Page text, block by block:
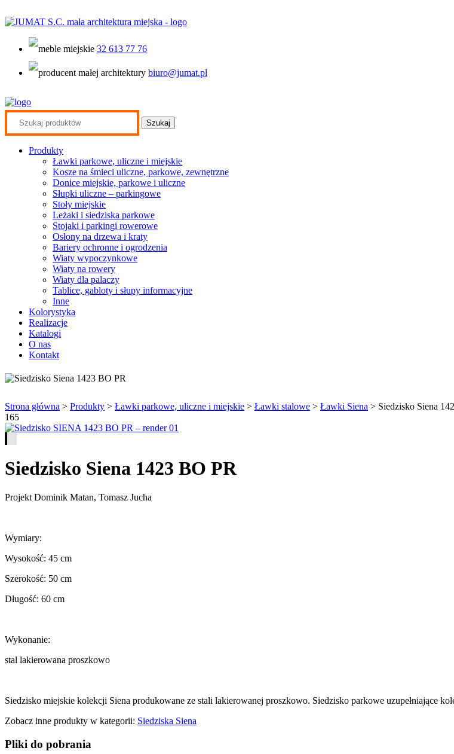
32 613 77 76
biuro@jumat.pl
Search
Produkty
Ławki parkowe, uliczne i miejskie
Kosze na śmieci uliczne, parkowe, zewnętrzne
Donice miejskie, parkowe i uliczne
Słupki uliczne – parkingowe
Stoły miejskie
Leżaki i siedziska parkowe
Stojaki i parkingi rowerowe
Osłony na drzewa i kraty
Bariery ochronne i ogrodzenia
Wiaty wypoczynkowe
Wiaty na rowery
Wiaty dla palaczy
Tablice, gabloty i słupy informacyjne
Inne
Kolorystyka
Realizacje
Katalogi
O nas
Kontakt
Strona główna > Produkty > Ławki parkowe, uliczne i miejskie > Ławki stalowe > Ławki Siena > Siedzisko Siena
165
Siedzisko Siena 1423 BO PR
Projekt Dominik Matan, Tomasz Jucha
Wymiary:
Wysokość: 45 cm
Szerokość: 50 cm
Długość: 60 cm
Wykonanie:
stal lakierowana proszkowo
Siedzisko miejskie kolekcji Siena produkowane ze stali lakierowanej proszkowo. Siedzisko parkowe uzupełniające
Zobacz inne produkty w kategorii: Siedziska Siena
Pliki do pobrania